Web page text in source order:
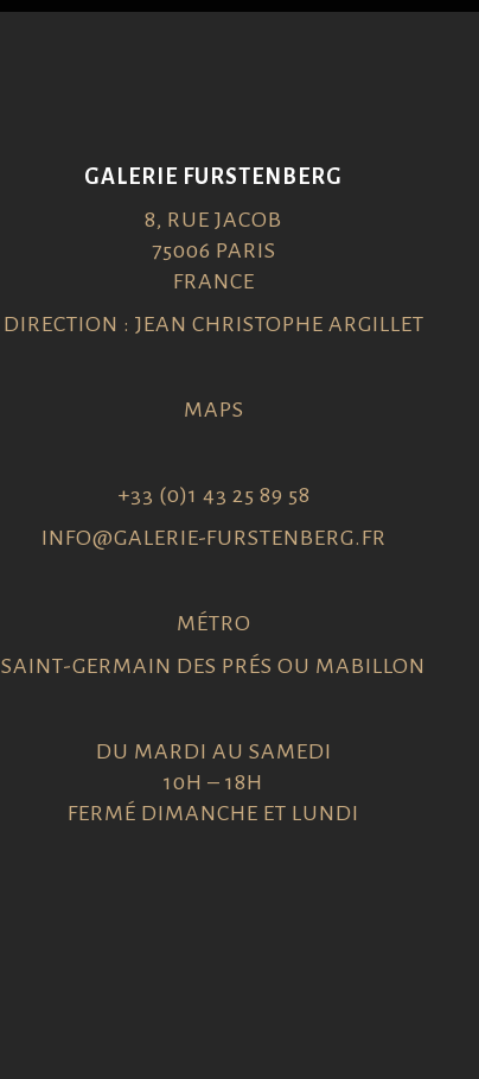
GALERIE FURSTENBERG
8, RUE JACOB
75006 PARIS
FRANCE
DIRECTION : JEAN CHRISTOPHE ARGILLET
MAPS
+33 (0)1 43 25 89 58
INFO@GALERIE-FURSTENBERG.FR
MÉTRO
SAINT-GERMAIN DES PRÉS OU MABILLON
DU MARDI AU SAMEDI
10H – 18H
FERMÉ DIMANCHE ET LUNDI